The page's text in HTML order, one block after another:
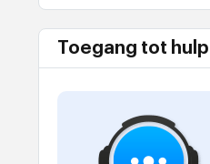
Toegang tot hulp